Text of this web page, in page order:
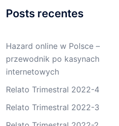
Posts recentes
Hazard online w Polsce –
przewodnik po kasynach
internetowych
Relato Trimestral 2022-4
Relato Trimestral 2022-3